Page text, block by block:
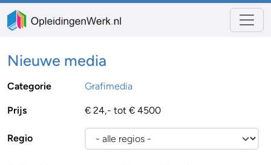
Nieuwe media
Categorie Grafimedia
Prijs € 24,- tot € 4500
Regio